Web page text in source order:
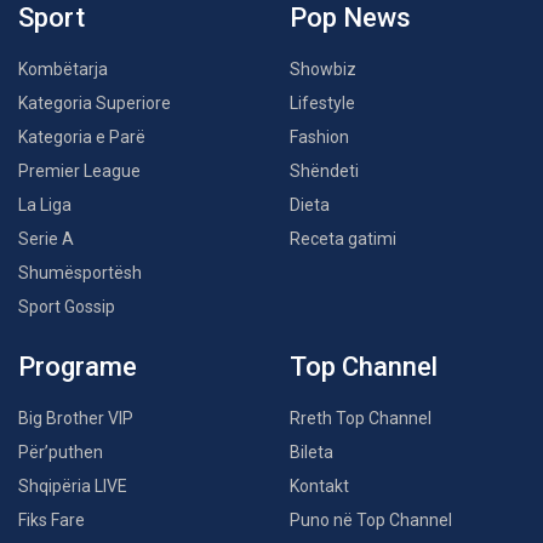
Sport
Kombëtarja
Kategoria Superiore
Kategoria e Parë
Premier League
La Liga
Serie A
Shumësportësh
Sport Gossip
Pop News
Showbiz
Lifestyle
Fashion
Shëndeti
Dieta
Receta gatimi
Programe
Big Brother VIP
Për’puthen
Shqipëria LIVE
Fiks Fare
Top Channel
Rreth Top Channel
Bileta
Kontakt
Puno në Top Channel